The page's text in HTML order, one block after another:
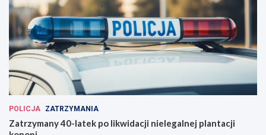
POLICJA ZATRZYMANIA
Zatrzymany 40-latek po likwidacji nielegalnej plantacji